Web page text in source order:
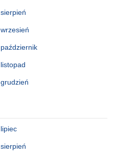
sierpień
wrzesień
październik
listopad
grudzień
lipiec
sierpień